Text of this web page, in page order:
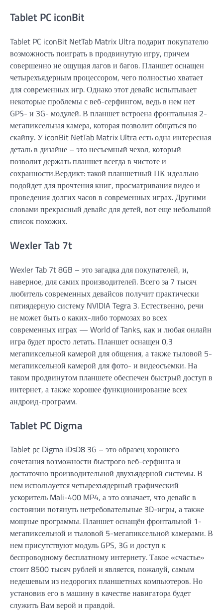
Tablet PC iconBit
Tablet PC iconBit NetTab Matrix Ultra подарит покупателю
возможность поиграть в продвинутую игру, причем
совершенно не ощущая лагов и багов. Планшет оснащен
четырехъядерным процессором, чего полностью хватает
для современных игр. Однако этот девайс испытывает
некоторые проблемы с веб-серфингом, ведь в нем нет
GPS- и 3G- модулей. В планшет встроена фронтальная 2-
мегапиксельная камера, которая позволит общаться по
скайпу. У iconBit NetTab Matrix Ultra есть одна интересная
деталь в дизайне – это несъемный чехол, который
позволит держать планшет всегда в чистоте и
сохранности.Вердикт: такой планшетный ПК идеально
подойдет для прочтения книг, просматривания видео и
проведения долгих часов в современных играх. Другими
словами прекрасный девайс для детей, вот еще небольшой
список похожих.
Wexler Tab 7t
Wexler Tab 7t 8GB – это загадка для покупателей, и,
наверное, для самих производителей. Всего за 7 тысяч
любитель современных девайсов получит практически
пятиядерную систему NVIDIA Tegra 3. Естественно, речи
не может быть о каких-либо тормозах во всех
современных играх — World of Tanks, как и любая онлайн
игра будет просто летать. Планшет оснащен 0,3
мегапиксельной камерой для общения, а также тыловой 5-
мегапиксельной камерой для фото- и видеосъемки. На
таком продвинутом планшете обеспечен быстрый доступ в
интернет, а также хорошее функционирование всех
андроид-программ.
Tablet PC Digma
Tablet pc Digma iDsD8 3G – это образец хорошего
сочетания возможности быстрого веб-серфинга и
достаточно производительной двухъядерной системы. В
нем используется четырехъядерный графический
ускоритель Mali-400 MP4, а это означает, что девайс в
состоянии потянуть нетребовательные 3D-игры, а также
мощные программы. Планшет оснащён фронтальной 1-
мегапиксельной и тыловой 5-мегапиксельной камерами. В
нем присутствуют модуль GPS, 3G и доступ к
беспроводному бесплатному интернету. Такое «счастье»
стоит 8500 тысяч рублей и является, пожалуй, самым
недешевым из недорогих планшетных компьютеров. Но
установив его в машину в качестве навигатора будет
служить Вам верой и правдой.